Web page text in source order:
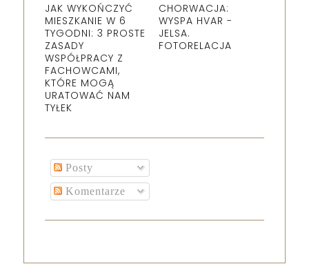
JAK WYKOŃCZYĆ
MIESZKANIE W 6
TYGODNI: 3 PROSTE
ZASADY
WSPÓŁPRACY Z
FACHOWCAMI,
KTÓRE MOGĄ
URATOWAĆ NAM
TYŁEK
CHORWACJA:
WYSPA HVAR -
JELSA.
FOTORELACJA
Posty
Komentarze